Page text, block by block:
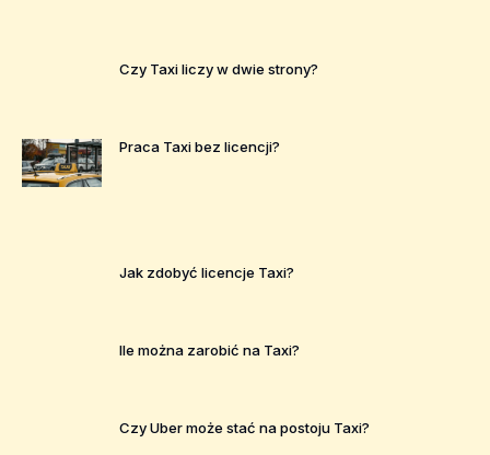
Czy Taxi liczy w dwie strony?
Praca Taxi bez licencji?
Jak zdobyć licencje Taxi?
Ile można zarobić na Taxi?
Czy Uber może stać na postoju Taxi?